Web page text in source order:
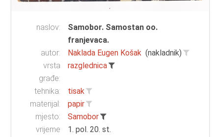
naslov:
Samobor. Samostan oo.
franjevaca.
autor:
Naklada Eugen Košak (nakladnik)
vrsta
građe:
razglednica
tehnika:
tisak
materijal:
papir
mjesto:
Samobor
vrijeme
1. pol. 20. st.